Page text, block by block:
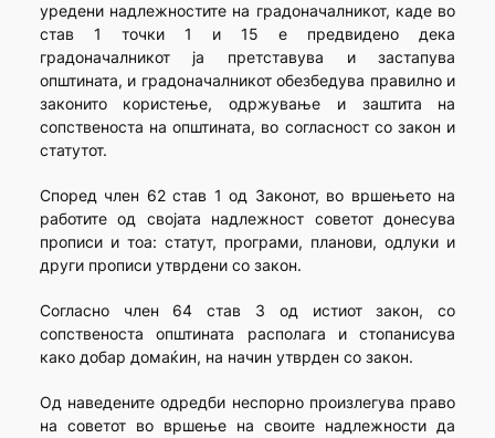
уредени надлежностите на градоначалникот, каде во
став 1 точки 1 и 15 е предвидено дека
градоначалникот ја претставува и застапува
општината, и градоначалникот обезбедува правилно и
законито користење, одржување и заштита на
сопственоста на општината, во согласност со закон и
статутот.
Според член 62 став 1 од Законот, во вршењето на
работите од својата надлежност советот донесува
прописи и тоа: статут, програми, планови, одлуки и
други прописи утврдени со закон.
Согласно член 64 став 3 од истиот закон, со
сопственоста општината располага и стопанисува
како добар домаќин, на начин утврден со закон.
Од наведените одредби неспорно произлегува право
на советот во вршење на своите надлежности да